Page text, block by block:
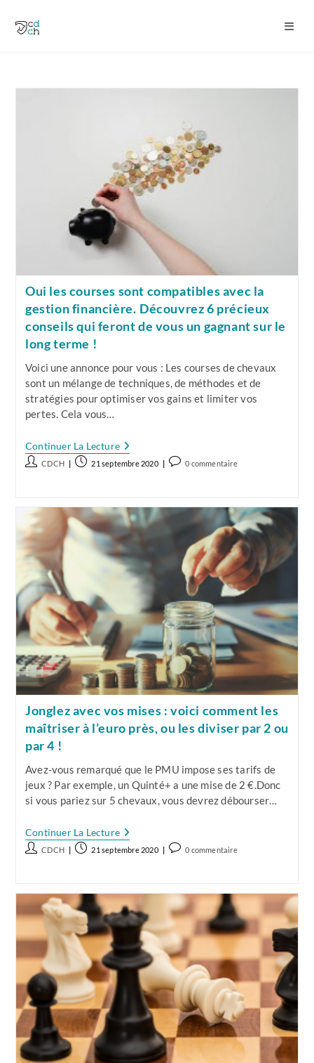
Oui les courses sont compatibles avec la
gestion financière. Découvrez 6 précieux
conseils qui feront de vous un gagnant sur le
long terme !
Voici une annonce pour vous : Les courses de chevaux
sont un mélange de techniques, de méthodes et de
stratégies pour optimiser vos gains et limiter vos
pertes. Cela vous…
Continuer La LectureOui
Les
Courses
La
Gestion
Financière.
Découvrez
6
Précieux
Conseils
Feront
De
Vous
Un
Gagnant
Sur
Le
Long
Terme
Auteur/autrice
publication :
CDCH
Publication
21 septembre 2020
Commentaires
publication :
0 commentaire
Jonglez avec vos mises : voici comment les
maîtriser à l’euro près, ou les diviser par 2 ou
par 4 !
Avez-vous remarqué que le PMU impose ses tarifs de
jeux ? Par exemple, un Quinté+ a une mise de 2 €.Donc
si vous pariez sur 5 chevaux, vous devrez débourser…
Continuer La LectureJonglez
Avec
Vos
Comment
Les
Maîtriser
L’euro
Près,
Ou
Diviser
Ou
Par
4
!
Auteur/autrice
publication :
CDCH
Publication
21 septembre 2020
Commentaires
publication :
0 commentaire